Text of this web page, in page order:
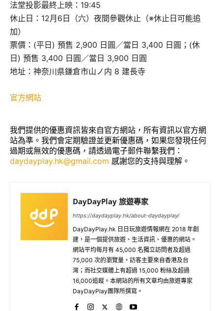
法堂投影最終上映：19:45
休止日：12月6日（六）夜間參觀休止（※休止日可能追
加）
票價：(平日) 預售 2,900 日圓／當日 3,400 日圓；(休
日) 預售 3,400 日圓／當日 3,900 日圓
地址：神奈川県鎌倉市山ノ内 8 建長寺
官方網站
我們提供的優惠資訊皆來自官方網站，所有資訊以官方網
站為準。我們會定期驗證並更新優惠碼，如果您發現任何
過期或無效的優惠碼，請透過電子郵件聯繫我們：
daydayplay.hk@gmail.com 感謝您的支持與理解。
DayDayPlay 旅遊專家
https://daydayplay.hk/about-daydayplay/
DayDayPlay.hk 日日玩旅遊情報網在 2018 年創
建，是一個提供旅遊、生活資訊、優惠的網站。
網站平均每月有 45,000 名獨立訪問者及超過
75,000 次的瀏覽量，訪客主要來自香港及台
灣；而社交媒體上有超過 15,000 粉絲及超過
16,000追蹤。本網站的所有文章均由旅遊專家
DayDayPlay團隊所撰寫。